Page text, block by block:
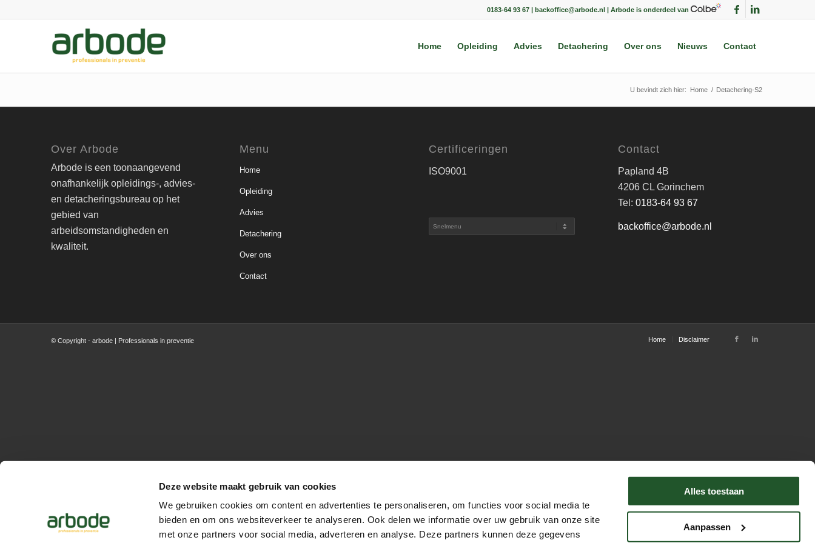
Deze website maakt gebruik van cookies
We gebruiken cookies om content en advertenties te personaliseren, om functies voor social media te
bieden en om ons websiteverkeer te analyseren. Ook delen we informatie over uw gebruik van onze site
met onze partners voor social media, adverteren en analyse. Deze partners kunnen deze gegevens
Alles toestaan
Aanpassen
0183-64 93 67 | backoffice@arbode.nl | Arbode is onderdeel van
Home Opleiding Advies Detachering Over ons Nieuws Contact
U bevindt zich hier: Home / Detachering-S2
Over Arbode
Arbode is een toonaangevend
onafhankelijk opleidings-, advies-
en detacheringsbureau op het
gebied van
arbeidsomstandigheden en
kwaliteit.
Menu
Home
Opleiding
Advies
Detachering
Over ons
Contact
Certificeringen
ISO9001
Contact
Papland 4B
4206 CL Gorinchem
Tel:0183-64 93 67
backoffice@arbode.nl
© Copyright - arbode | Professionals in preventie Home Disclaimer